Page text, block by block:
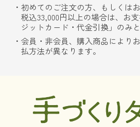
初めてのご注文の方、もしくは
税込33,000円以上の場合は、お
ジットカード・代金引換」のみと
会員・非会員、購入商品により
払方法が異なります。